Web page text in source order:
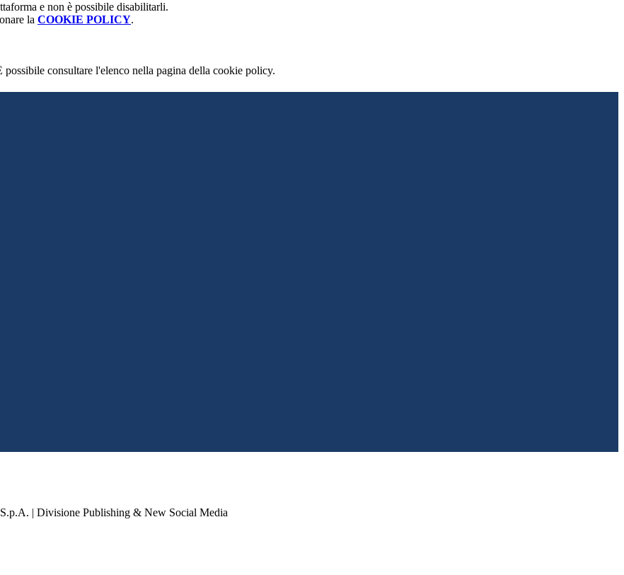
e non è possibile disabilitarli.
la COOKIE POLICY.
consultare l'elenco nella pagina della cookie policy.
| Divisione Publishing & New Social Media